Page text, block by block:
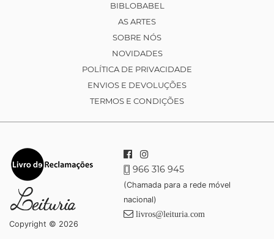
BIBLOBABEL
AS ARTES
SOBRE NÓS
NOVIDADES
POLÍTICA DE PRIVACIDADE
ENVIOS E DEVOLUÇÕES
TERMOS E CONDIÇÕES
Copyright © 2026
966 316 945
(Chamada para a rede móvel
nacional)
livros@leituria.com